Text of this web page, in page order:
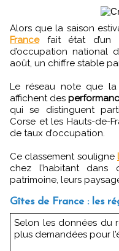
Alors que la saison
Francefait état
d’occupation national
août, un chiffre stable
Le réseau note que la
affichent des
qui se distinguent
Corse et les Hauts-de-
de taux d’occupation.
Ce classement souligne
chez l’habitant dans
patrimoine, leurs
Gîtes de France : les
Selon les données du
plus demandées pour